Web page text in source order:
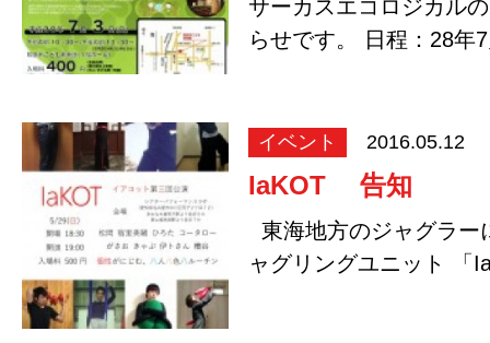
サーカスエコロジカル
らせです。 日程：28年
イベント 2016.05.12
IaKOT 告知
東海地方のジャグラー
ャグリングユニット 「